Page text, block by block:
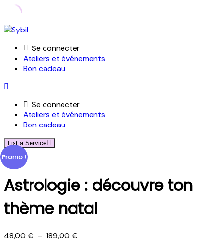
Skip
contentSe connecter
Ateliers et événements
Bon cadeau
Se connecter
Ateliers et événements
Bon cadeau
List a Service
Promo !
Astrologie : découvre ton
thème natal
48,00 € – 189,00 €Plage